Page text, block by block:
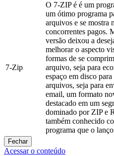
7-Zip
O 7-ZIP é é um
um ótimo programa
arquivos e se mostra
concorrentes pagos.
versão deixou a
melhorar o aspecto
formas de se
arquivo, seja para
espaço em disco
arquivos, seja para
email, um formato
destacado em um
dominado por ZIP e
também conhecido
programa que o
Fechar
Acessar o conteúdo